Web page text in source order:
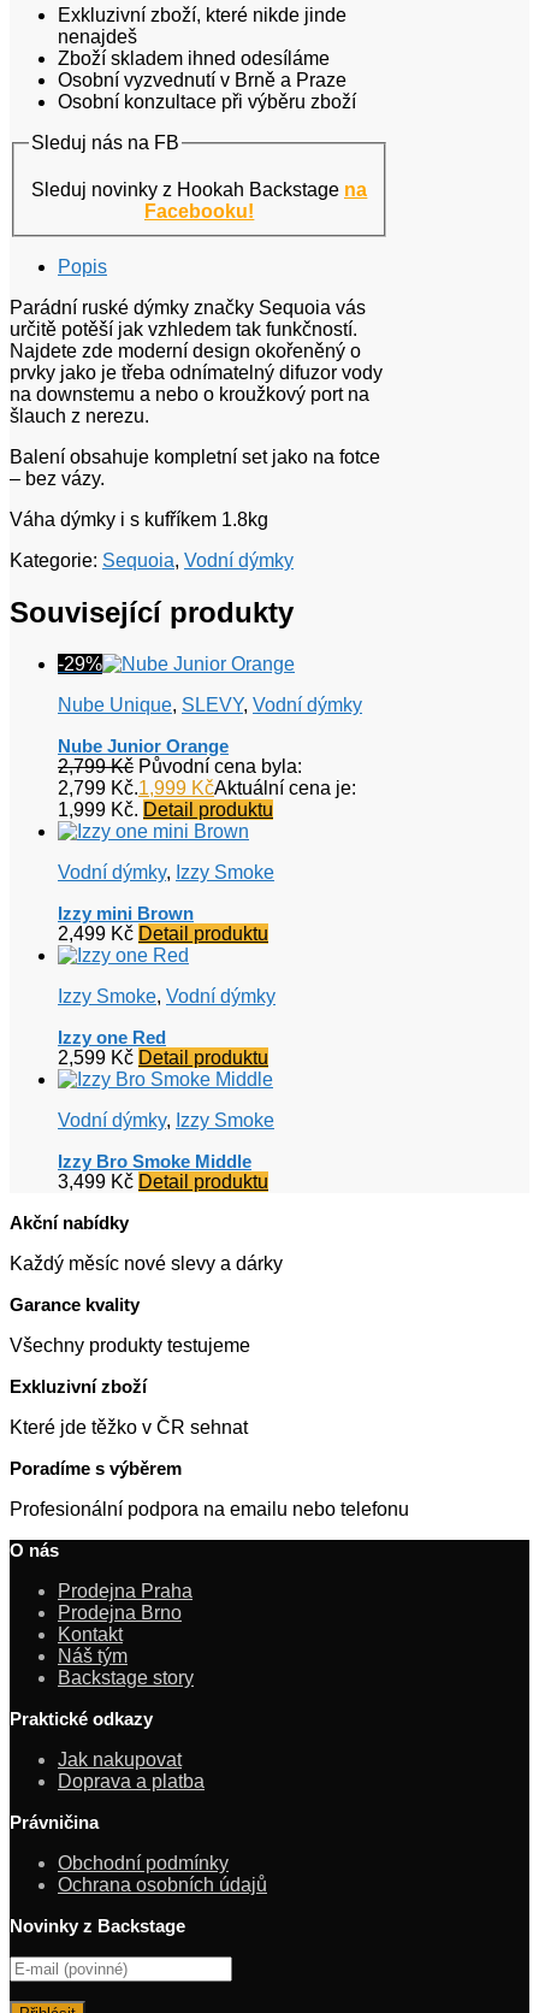
Exkluzivní zboží, které nikde jinde
nenajdeš
Zboží skladem ihned odesíláme
Osobní vyzvednutí v Brně a Praze
Osobní konzultace při výběru zboží
Sleduj nás na FB
Sleduj novinky z Hookah Backstage na
Facebooku!
Popis
Parádní ruské dýmky značky Sequoia vás
určitě potěší jak vzhledem tak funkčností.
Najdete zde moderní design okořeněný o
prvky jako je třeba odnímatelný difuzor vody
na downstemu a nebo o kroužkový port na
šlauch z nerezu.
Balení obsahuje kompletní set jako na fotce
– bez vázy.
Váha dýmky i s kufříkem 1.8kg
Kategorie: Sequoia, Vodní dýmky
Související produkty
-29%
Nube Unique, SLEVY, Vodní dýmky
Nube Junior Orange
2,799Kč Původní cena byla:
2,799 Kč.1,999 KčAktuální cena je:
1,999 Kč. Detail produktu
Vodní dýmky, Izzy Smoke
Izzy mini Brown
2,499 Kč Detail produktu
Izzy Smoke, Vodní dýmky
Izzy one Red
2,599 Kč Detail produktu
Vodní dýmky, Izzy Smoke
Izzy Bro Smoke Middle
3,499 Kč Detail produktu
Akční nabídky
Každý měsíc nové slevy a dárky
Garance kvality
Všechny produkty testujeme
Exkluzivní zboží
Které jde těžko v ČR sehnat
Poradíme s výběrem
Profesionální podpora na emailu nebo telefonu
O nás
Prodejna Praha
Prodejna Brno
Kontakt
Náš tým
Backstage story
Praktické odkazy
Jak nakupovat
Doprava a platba
Právničina
Obchodní podmínky
Ochrana osobních údajů
Novinky z Backstage